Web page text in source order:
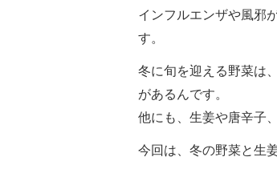
インフルエンザや風邪
す。
冬に旬を迎える野菜は
があるんです。
他にも、生姜や唐辛子
今回は、冬の野菜と生